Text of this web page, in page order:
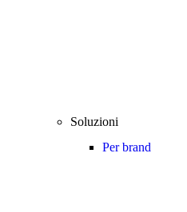
Soluzioni
Per brand